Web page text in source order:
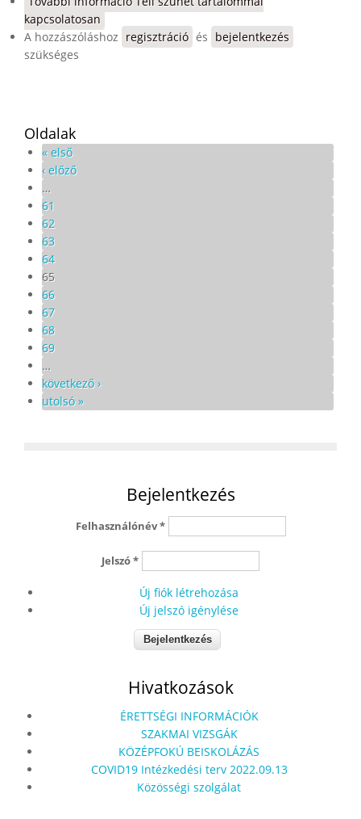
kapcsolatosan
A hozzászóláshoz regisztráció és bejelentkezés
szükséges
Oldalak
« első
‹ előző
…
61
62
63
64
65
66
67
68
69
…
következő ›
utolsó »
Bejelentkezés
Felhasználónév*
Jelszó*
Új fiók létrehozása
Új jelszó igénylése
Hivatkozások
ÉRETTSÉGI INFORMÁCIÓK
SZAKMAI VIZSGÁK
KÖZÉPFOKÚ BEISKOLÁZÁS
COVID19 Intézkedési terv 2022.09.13
Közösségi szolgálat